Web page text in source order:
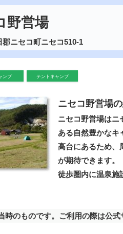
野営場
郡ニセコ町ニセコ510-1
ンプ テントキャンプ
ニセコ野営場
ニセコ野営場はニ
ある自然豊かなキ
高台にあるため、
が期待できます。
徒歩圏内に温泉施
のものです。ご利用の際は公式